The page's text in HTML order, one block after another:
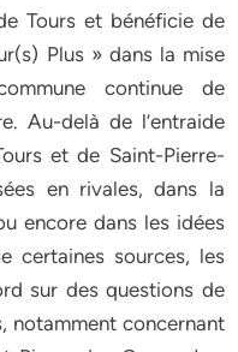
Tours et bénéficie de
Plus » dans la mise
continue de
Au-delà de l’entraide
et de Saint-Pierre-
en rivales, dans la
encore dans les idées
certaines sources, les
sur des questions de
notamment concernant